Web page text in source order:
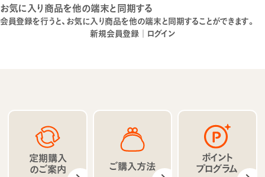
お気に入り商品を他の端末と同期する
会員登録を行うと、お気に入り商品を他の端末と同期することができます。
新規会員登録 ｜ ログイン
定期購入
のご案内 ご購入方法
ポイント
プログラム